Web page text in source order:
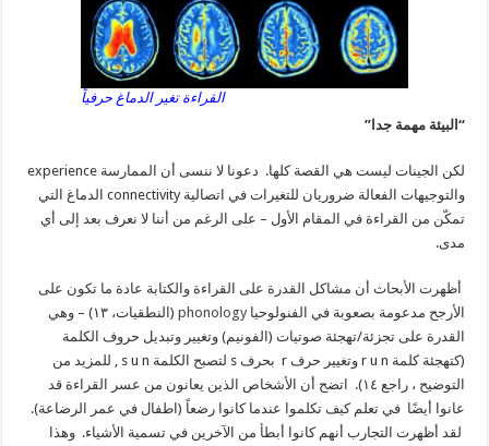
القراءة تغير الدماغ حرفياً
“البيئة مهمة جدا”
لكن الجينات ليست هي القصة كلها. دعونا لا ننسى أن الممارسة experience
والتوجيهات الفعالة ضروريان للتغيرات في اتصالية connectivity الدماغ التي
تمكّن من القراءة في المقام الأول – على الرغم من أننا لا نعرف بعد إلى أي
مدى.
أظهرت الأبحاث أن مشاكل القدرة على القراءة والكتابة عادة ما تكون على
الأرجح مدعومة بصعوبة في الفنولوحياphonology
(النطقيات، ١٣) – وهي
القدرة على تجزئة/تهجئة صوتيات (الفونيم) وتغيير وتبديل حروف الكلمة
(كتهجئة كلمة r u n وتغيير حرف r بحرف s لتصبح الكلمة s u n , للمزيد من
التوضيح ، راجع ١٤). اتضح أن الأشخاص الذين يعانون من عسر القراءة قد
عانوا أيضًا في تعلم كيف تكلموا عندما كانوا رضعاً (اطفال في عمر الرضاعة).
لقد أظهرت التجارب أنهم كانوا أبطأ من الآخرين في تسمية الأشياء. وهذا